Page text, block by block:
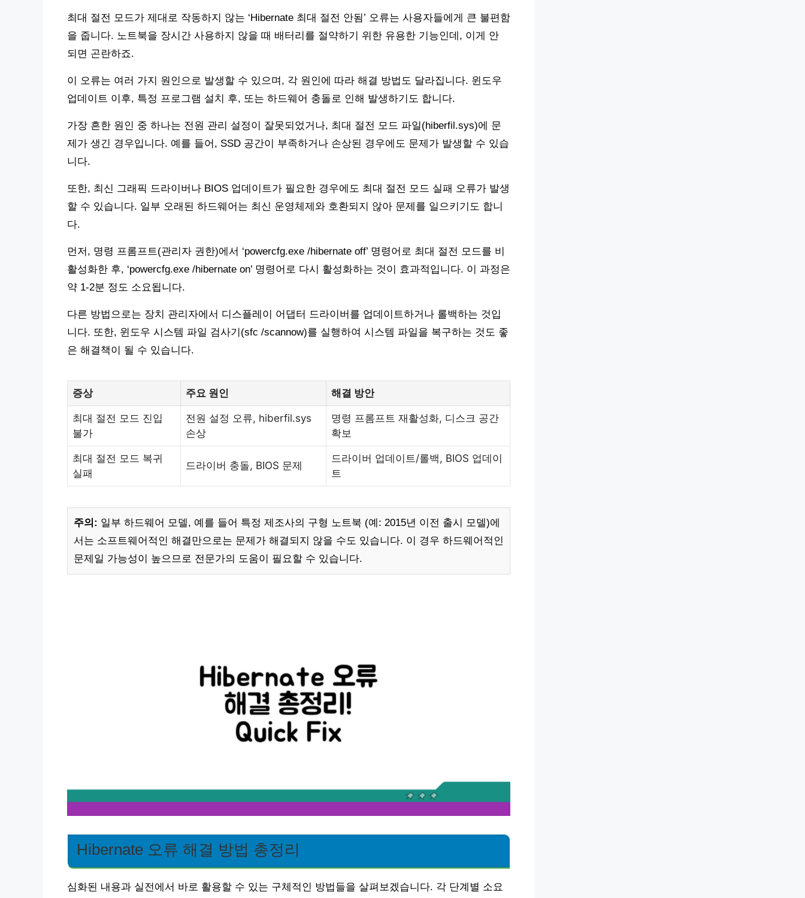
최대 절전 모드가 제대로 작동하지 않는 ‘Hibernate 최대 절전 안됨’ 오류는 사용자들에게 큰 불편함
을 줍니다. 노트북을 장시간 사용하지 않을 때 배터리를 절약하기 위한 유용한 기능인데, 이게 안
되면 곤란하죠.
이 오류는 여러 가지 원인으로 발생할 수 있으며, 각 원인에 따라 해결 방법도 달라집니다. 윈도우
업데이트 이후, 특정 프로그램 설치 후, 또는 하드웨어 충돌로 인해 발생하기도 합니다.
가장 흔한 원인 중 하나는 전원 관리 설정이 잘못되었거나, 최대 절전 모드 파일(hiberfil.sys)에 문
제가 생긴 경우입니다. 예를 들어, SSD 공간이 부족하거나 손상된 경우에도 문제가 발생할 수 있습
니다.
또한, 최신 그래픽 드라이버나 BIOS 업데이트가 필요한 경우에도 최대 절전 모드 실패 오류가 발생
할 수 있습니다. 일부 오래된 하드웨어는 최신 운영체제와 호환되지 않아 문제를 일으키기도 합니
다.
먼저, 명령 프롬프트(관리자 권한)에서 ‘powercfg.exe /hibernate off’ 명령어로 최대 절전 모드를 비
활성화한 후, ‘powercfg.exe /hibernate on’ 명령어로 다시 활성화하는 것이 효과적입니다. 이 과정은
약 1-2분 정도 소요됩니다.
다른 방법으로는 장치 관리자에서 디스플레이 어댑터 드라이버를 업데이트하거나 롤백하는 것입
니다. 또한, 윈도우 시스템 파일 검사기(sfc /scannow)를 실행하여 시스템 파일을 복구하는 것도 좋
은 해결책이 될 수 있습니다.
증상 주요 원인 해결 방안
최대 절전 모드 진입
불가
전원 설정 오류, hiberfil.sys
손상
명령 프롬프트 재활성화, 디스크 공간
확보
최대 절전 모드 복귀
실패
드라이버 충돌, BIOS 문제
드라이버 업데이트/롤백, BIOS 업데이
트
주의: 일부 하드웨어 모델, 예를 들어 특정 제조사의 구형 노트북 (예: 2015년 이전 출시 모델)에
서는 소프트웨어적인 해결만으로는 문제가 해결되지 않을 수도 있습니다. 이 경우 하드웨어적인
문제일 가능성이 높으므로 전문가의 도움이 필요할 수 있습니다.
Hibernate 오류 해결 방법 총정리
심화된 내용과 실전에서 바로 활용할 수 있는 구체적인 방법들을 살펴보겠습니다. 각 단계별 소요